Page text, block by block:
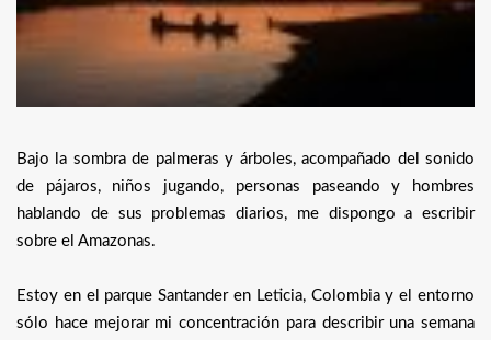
Bajo la sombra de palmeras y árboles, acompañado del sonido
de pájaros, niños jugando, personas paseando y hombres
hablando de sus problemas diarios, me dispongo a escribir
sobre el Amazonas.
Estoy en el parque Santander en Leticia, Colombia y el entorno
sólo hace mejorar mi concentración para describir una semana